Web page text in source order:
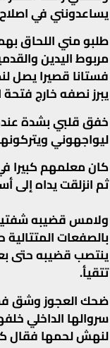
يساعدونني في
طلبو مني اللحاق
مربوط اليدين
فستانا قصيرا يصل
يبرز نصفه خارج
خفق قلبي بشدة
ليواجهوني
ثم انزلقت يداه
ولامس قضيبه
بالصفعات
ينتصب قضيبه حتى
تتقيأ.
ضحك العجوز وشق
سروالها الداخلي
لنهش لحمها فقال